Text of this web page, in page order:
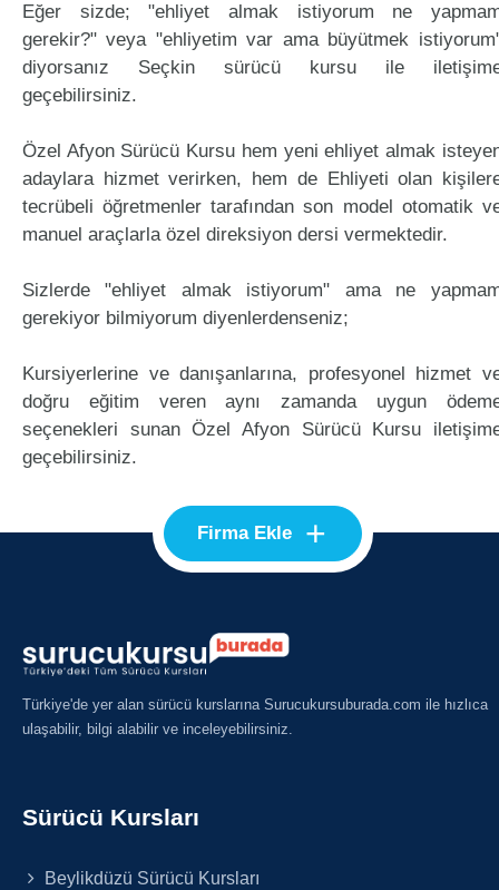
Eğer sizde; "ehliyet almak istiyorum ne
gerekir?" veya "ehliyetim var ama büyütmek
diyorsanız Seçkin sürücü kursu ile
geçebilirsiniz.
Özel Afyon Sürücü Kursu hem yeni ehliyet almak
adaylara hizmet verirken, hem de Ehliyeti olan
tecrübeli öğretmenler tarafından son model otomatik
manuel araçlarla özel direksiyon dersi vermektedir.
Sizlerde "ehliyet almak istiyorum" ama ne
gerekiyor bilmiyorum diyenlerdenseniz;
Kursiyerlerine ve danışanlarına, profesyonel hizmet
doğru eğitim veren aynı zamanda uygun
seçenekleri sunan Özel Afyon Sürücü Kursu
geçebilirsiniz.
Firma Ekle +
Türkiye'de yer alan sürücü kurslarına Surucukursuburada.com ile hızlıca
ulaşabilir, bilgi alabilir ve inceleyebilirsiniz.
Sürücü Kursları
Beylikdüzü Sürücü Kursları